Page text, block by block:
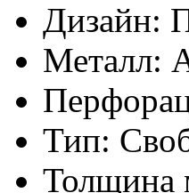
Дизайн:
Металл:
Тип:
Толщина